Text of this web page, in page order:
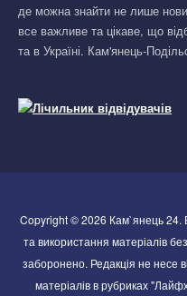
де можна знайти не лише
все важливе та цікаве, що
та в Україні. Кам'янець-
Copyright © 2026 Кам`янець 24.
та використання матеріалів
заборонено. Редакція не несе
матеріалів в рубриках